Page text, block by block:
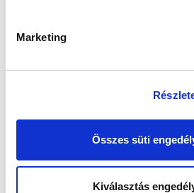
Marketing
Összes süti
Kiválasztás